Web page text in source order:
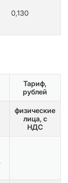
0,130
Тариф,
рублей
физические
лица, с
НДС